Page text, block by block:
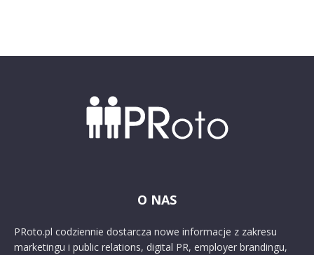
O NAS
PRoto.pl codziennie dostarcza nowe informacje z zakresu
marketingu i public relations, digital PR, employer brandingu,